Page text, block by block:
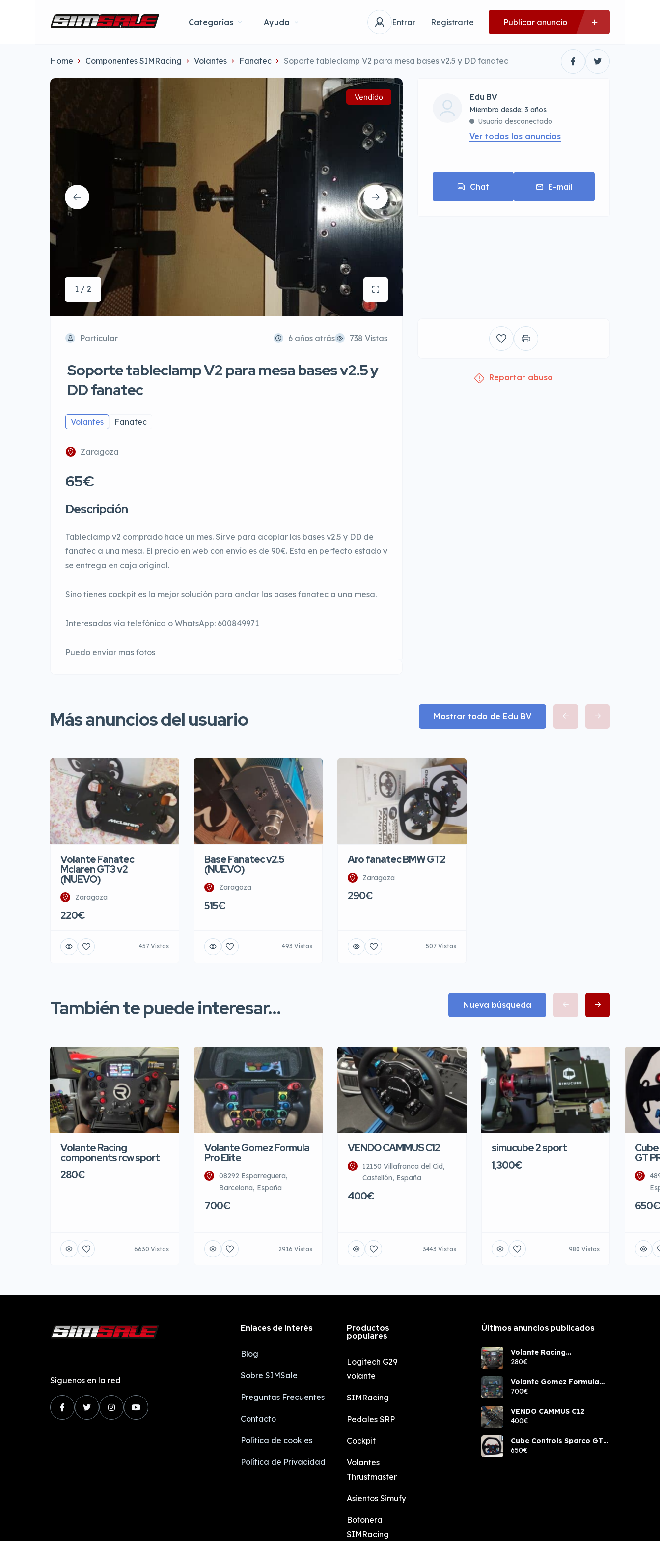
Categorías Ayuda Entrar Registrarte Publicar anuncio
Home Componentes SIMRacing Volantes Fanatec Soporte tableclamp V2 para mesa bases v2.5 y DD fanatec
Vendido
1 / 2
Particular 6 años atrás 738 Vistas
Soporte tableclamp V2 para mesa bases v2.5 y
DD fanatec
Volantes Fanatec
Zaragoza
65€
Descripción
Tableclamp v2 comprado hace un mes. Sirve para acoplar las bases v2.5 y DD de
fanatec a una mesa. El precio en web con envío es de 90€. Esta en perfecto estado y
se entrega en caja original.
Sino tienes cockpit es la mejor solución para anclar las bases fanatec a una mesa.
Interesados vía telefónica o WhatsApp: 600849971
Puedo enviar mas fotos
Edu BV
Miembro desde: 3 años
Usuario desconectado
Ver todos los anuncios
Chat E-mail
Reportar abuso
Más anuncios del usuario Mostrar todo de Edu BV
Volante Fanatec
Mclaren GT3 v2
(NUEVO)
Zaragoza
220€
457 Vistas
Base Fanatec v2.5
(NUEVO)
Zaragoza
515€
493 Vistas
Aro fanatec BMW GT2
Zaragoza
290€
507 Vistas
También te puede interesar... Nueva búsqueda
Volante Racing
components rcw sport
280€
6630 Vistas
Volante Gomez Formula
Pro Elite
08292 Esparreguera,
Barcelona, España
700€
2916 Vistas
VENDO CAMMUS C12
12150 Villafranca del Cid,
Castellón, España
400€
3443 Vistas
simucube 2 sport
1,300€
980 Vistas
GT
650€
Síguenos en la red
Enlaces de interés
Blog
Sobre SIMSale
Preguntas Frecuentes
Contacto
Política de cookies
Política de Privacidad
Productos
populares
Logitech G29
volante
SIMRacing
Pedales SRP
Cockpit
Volantes
Thrustmaster
Asientos Simufy
Botonera
SIMRacing
Últimos anuncios publicados
Volante Racing
components rcw sport
280€
Volante Gomez Formula
Pro Elite
700€
VENDO CAMMUS C12
400€
Cube Controls Sparco GT
PRO NUEVO
650€